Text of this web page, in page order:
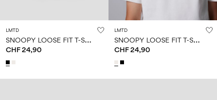
LMTD
S
NOOPY LOOSE FIT T-SHIRT
CHF 24,90
LMTD
S
NOOPY LOOSE FIT T-SHIRT
CHF 24,90